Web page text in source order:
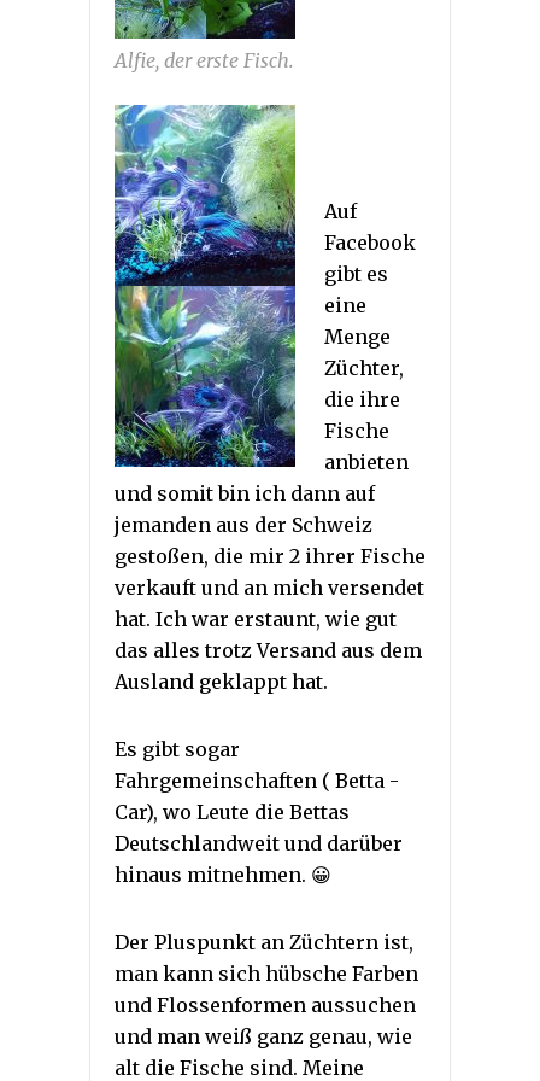
Alfie, der erste Fisch.
Auf
Facebook
gibt es
eine
Menge
Züchter,
die ihre
Fische
anbieten
und somit bin ich dann auf
jemanden aus der Schweiz
gestoßen, die mir 2 ihrer Fische
verkauft und an mich versendet
hat. Ich war erstaunt, wie gut
das alles trotz Versand aus dem
Ausland geklappt hat.
Es gibt sogar
Fahrgemeinschaften ( Betta -
Car), wo Leute die Bettas
Deutschlandweit und darüber
hinaus mitnehmen. 😀
Der Pluspunkt an Züchtern ist,
man kann sich hübsche Farben
und Flossenformen aussuchen
und man weiß ganz genau, wie
alt die Fische sind. Meine